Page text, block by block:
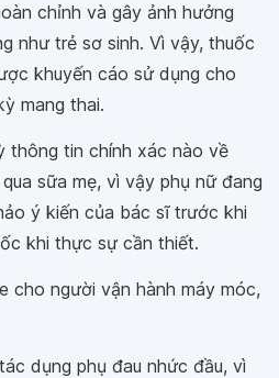
chỉnh và gây ảnh hưởng
như trẻ sơ sinh. Vì vậy, thuốc
khuyến cáo sử dụng cho
mang thai.
thông tin chính xác nào về
sữa mẹ, vì vậy phụ nữ đang
ý kiến của bác sĩ trước khi
khi thực sự cần thiết.
cho người vận hành máy móc,
dụng phụ đau nhức đầu, vì